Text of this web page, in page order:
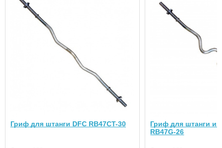
Гриф для штанги DFC RB47CT-30
Гриф для штанги
RB47G-26